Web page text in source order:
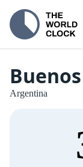
Argentina